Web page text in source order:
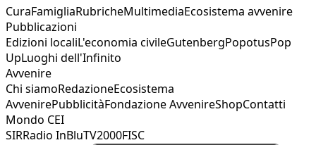
CuraFamigliaRubricheMultimediaEcosistema avvenire
Pubblicazioni
Edizioni localiL'economia civileGutenbergPopotusPop
UpLuoghi dell'Infinito
Avvenire
Chi siamoRedazioneEcosistema
AvvenirePubblicitàFondazione AvvenireShopContatti
Mondo CEI
SIRRadio InBluTV2000FISC